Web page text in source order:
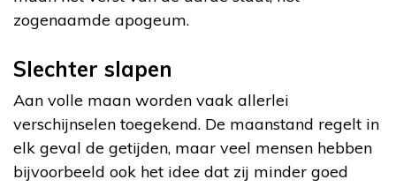
zogenaamde apogeum.
Slechter slapen
Aan volle maan worden vaak allerlei
verschijnselen toegekend. De maanstand regelt in
elk geval de getijden, maar veel mensen hebben
bijvoorbeeld ook het idee dat zij minder goed